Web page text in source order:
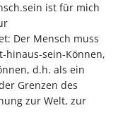
ist für mich
Der Mensch muss
hinaus-sein-Können,
d.h. als ein
Grenzen des
zur Welt, zur